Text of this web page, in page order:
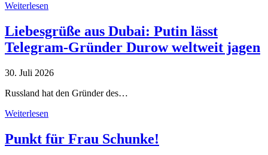
Weiterlesen
Liebesgrüße aus Dubai: Putin lässt
Telegram-Gründer Durow weltweit jagen
30. Juli 2026
Russland hat den Gründer des…
Weiterlesen
Punkt für Frau Schunke!